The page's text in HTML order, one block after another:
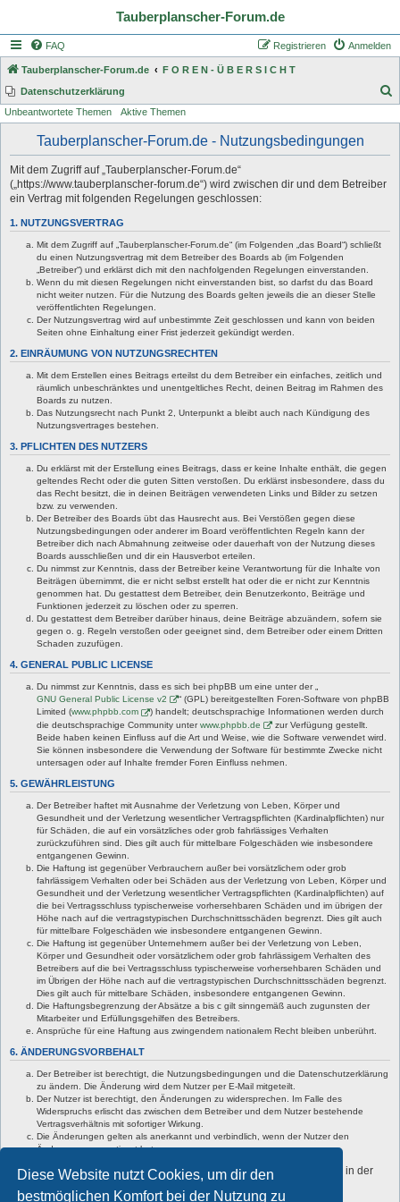
Diese Website nutzt Cookies, um dir den
bestmöglichen Komfort bei der Nutzung zu
Tauberplanscher-Forum.de
FAQ Anmelden
Registrieren
Tauberplanscher-Forum.de
F O R E N - Ü B E R S I C H T
Datenschutzerklärung
Unbeantwortete Themen Aktive Themen
Tauberplanscher-Forum.de - Nutzungsbedingungen
Mit dem Zugriff auf „Tauberplanscher-Forum.de“
(„https://www.tauberplanscher-forum.de“) wird zwischen dir und dem Betreiber
ein Vertrag mit folgenden Regelungen geschlossen:
1. NUTZUNGSVERTRAG
Mit dem Zugriff auf „Tauberplanscher-Forum.de“ (im Folgenden „das Board“) schließt
du einen Nutzungsvertrag mit dem Betreiber des Boards ab (im Folgenden
„Betreiber“) und erklärst dich mit den nachfolgenden Regelungen einverstanden.
Wenn du mit diesen Regelungen nicht einverstanden bist, so darfst du das Board
nicht weiter nutzen. Für die Nutzung des Boards gelten jeweils die an dieser Stelle
veröffentlichten Regelungen.
Der Nutzungsvertrag wird auf unbestimmte Zeit geschlossen und kann von beiden
Seiten ohne Einhaltung einer Frist jederzeit gekündigt werden.
2. EINRÄUMUNG VON NUTZUNGSRECHTEN
Mit dem Erstellen eines Beitrags erteilst du dem Betreiber ein einfaches, zeitlich und
räumlich unbeschränktes und unentgeltliches Recht, deinen Beitrag im Rahmen des
Boards zu nutzen.
Das Nutzungsrecht nach Punkt 2, Unterpunkt a bleibt auch nach Kündigung des
Nutzungsvertrages bestehen.
3. PFLICHTEN DES NUTZERS
Du erklärst mit der Erstellung eines Beitrags, dass er keine Inhalte enthält, die gegen
geltendes Recht oder die guten Sitten verstoßen. Du erklärst insbesondere, dass du
das Recht besitzt, die in deinen Beiträgen verwendeten Links und Bilder zu setzen
bzw. zu verwenden.
Der Betreiber des Boards übt das Hausrecht aus. Bei Verstößen gegen diese
Nutzungsbedingungen oder anderer im Board veröffentlichten Regeln kann der
Betreiber dich nach Abmahnung zeitweise oder dauerhaft von der Nutzung dieses
Boards ausschließen und dir ein Hausverbot erteilen.
Du nimmst zur Kenntnis, dass der Betreiber keine Verantwortung für die Inhalte von
Beiträgen übernimmt, die er nicht selbst erstellt hat oder die er nicht zur Kenntnis
genommen hat. Du gestattest dem Betreiber, dein Benutzerkonto, Beiträge und
Funktionen jederzeit zu löschen oder zu sperren.
Du gestattest dem Betreiber darüber hinaus, deine Beiträge abzuändern, sofern sie
gegen o. g. Regeln verstoßen oder geeignet sind, dem Betreiber oder einem Dritten
Schaden zuzufügen.
4. GENERAL PUBLIC LICENSE
Du nimmst zur Kenntnis, dass es sich bei phpBB um eine unter der „
GNU General Public License v2
“ (GPL) bereitgestellten Foren-Software von phpBB
Limited (www.phpbb.com
) handelt; deutschsprachige Informationen werden durch
die deutschsprachige Community unterwww.phpbb.de
zur Verfügung gestellt.
Beide haben keinen Einfluss auf die Art und Weise, wie die Software verwendet wird.
Sie können insbesondere die Verwendung der Software für bestimmte Zwecke nicht
untersagen oder auf Inhalte fremder Foren Einfluss nehmen.
5. GEWÄHRLEISTUNG
Der Betreiber haftet mit Ausnahme der Verletzung von Leben, Körper und
Gesundheit und der Verletzung wesentlicher Vertragspflichten (Kardinalpflichten) nur
für Schäden, die auf ein vorsätzliches oder grob fahrlässiges Verhalten
zurückzuführen sind. Dies gilt auch für mittelbare Folgeschäden wie insbesondere
entgangenen Gewinn.
Die Haftung ist gegenüber Verbrauchern außer bei vorsätzlichem oder grob
fahrlässigem Verhalten oder bei Schäden aus der Verletzung von Leben, Körper und
Gesundheit und der Verletzung wesentlicher Vertragspflichten (Kardinalpflichten) auf
die bei Vertragsschluss typischerweise vorhersehbaren Schäden und im übrigen der
Höhe nach auf die vertragstypischen Durchschnittsschäden begrenzt. Dies gilt auch
für mittelbare Folgeschäden wie insbesondere entgangenen Gewinn.
Die Haftung ist gegenüber Unternehmern außer bei der Verletzung von Leben,
Körper und Gesundheit oder vorsätzlichem oder grob fahrlässigem Verhalten des
Betreibers auf die bei Vertragsschluss typischerweise vorhersehbaren Schäden und
im Übrigen der Höhe nach auf die vertragstypischen Durchschnittsschäden begrenzt.
Dies gilt auch für mittelbare Schäden, insbesondere entgangenen Gewinn.
Die Haftungsbegrenzung der Absätze a bis c gilt sinngemäß auch zugunsten der
Mitarbeiter und Erfüllungsgehilfen des Betreibers.
Ansprüche für eine Haftung aus zwingendem nationalem Recht bleiben unberührt.
6. ÄNDERUNGSVORBEHALT
Der Betreiber ist berechtigt, die Nutzungsbedingungen und die Datenschutzerklärung
zu ändern. Die Änderung wird dem Nutzer per E-Mail mitgeteilt.
Der Nutzer ist berechtigt, den Änderungen zu widersprechen. Im Falle des
Widerspruchs erlischt das zwischen dem Betreiber und dem Nutzer bestehende
Vertragsverhältnis mit sofortiger Wirkung.
Die Änderungen gelten als anerkannt und verbindlich, wenn der Nutzer den
Änderungen zugestimmt hat.
Informationen über den Umgang mit deinen persönlichen Daten sind in der